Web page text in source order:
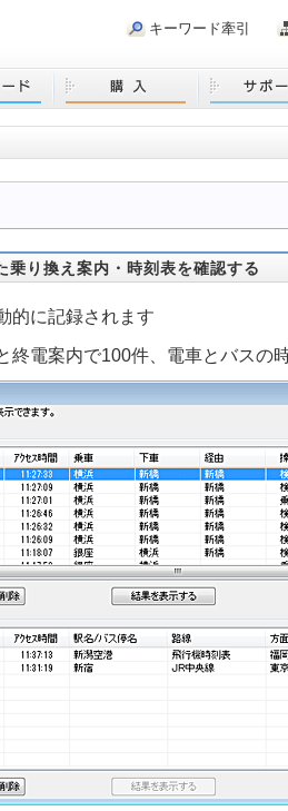
キーワード牽引
乗り換え案内 ・ 時刻表を確認する
的に記録されます
終電案内で100件、電車とバスの